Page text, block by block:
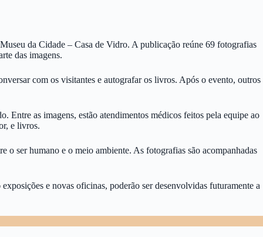
da Cidade – Casa de Vidro. A publicação reúne 69 fotografias
das imagens.
com os visitantes e autografar os livros. Após o evento, outros
Entre as imagens, estão atendimentos médicos feitos pela equipe ao
e livros.
ser humano e o meio ambiente. As fotografias são acompanhadas
e novas oficinas, poderão ser desenvolvidas futuramente a